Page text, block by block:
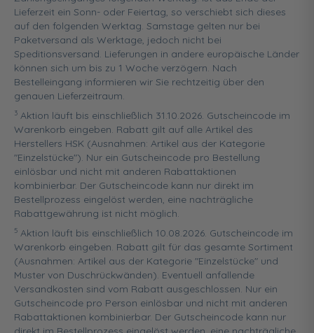
Lieferzeit ein Sonn- oder Feiertag, so verschiebt sich dieses
auf den folgenden Werktag. Samstage gelten nur bei
Paketversand als Werktage, jedoch nicht bei
Speditionsversand. Lieferungen in andere europäische Länder
können sich um bis zu 1 Woche verzögern. Nach
Bestelleingang informieren wir Sie rechtzeitig über den
genauen Lieferzeitraum.
3 Aktion läuft bis einschließlich 31.10.2026. Gutscheincode im
Warenkorb eingeben. Rabatt gilt auf alle Artikel des
Herstellers HSK (Ausnahmen: Artikel aus der Kategorie
"Einzelstücke"). Nur ein Gutscheincode pro Bestellung
einlösbar und nicht mit anderen Rabattaktionen
kombinierbar. Der Gutscheincode kann nur direkt im
Bestellprozess eingelöst werden, eine nachträgliche
Rabattgewährung ist nicht möglich.
5 Aktion läuft bis einschließlich 10.08.2026. Gutscheincode im
Warenkorb eingeben. Rabatt gilt für das gesamte Sortiment
(Ausnahmen: Artikel aus der Kategorie "Einzelstücke" und
Muster von Duschrückwänden). Eventuell anfallende
Versandkosten sind vom Rabatt ausgeschlossen. Nur ein
Gutscheincode pro Person einlösbar und nicht mit anderen
Rabattaktionen kombinierbar. Der Gutscheincode kann nur